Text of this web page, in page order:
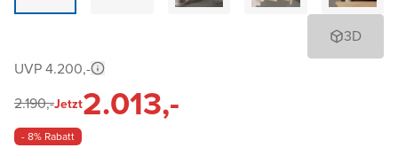
3D
UVP 4.200,-
2.190,-Jetzt2.013,-
- 8% Rabatt